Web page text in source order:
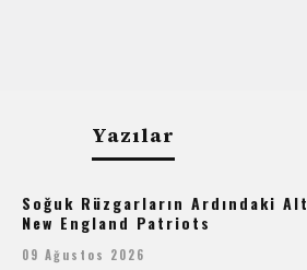
Yazılar
Soğuk Rüzgarların Ardındaki
New England Patriots
09 Ağustos 2026